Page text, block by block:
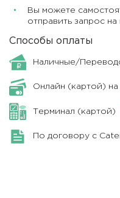
Вы можете
отправить запрос
Способы оплаты
Наличные/
Онлайн (картой) на
Терминал (картой)
По договору с